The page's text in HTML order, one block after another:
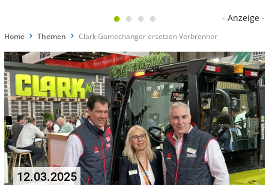
- Anzeige -
Home Themen Clark Gamechanger ersetzen Verbrenner
12.03.2025